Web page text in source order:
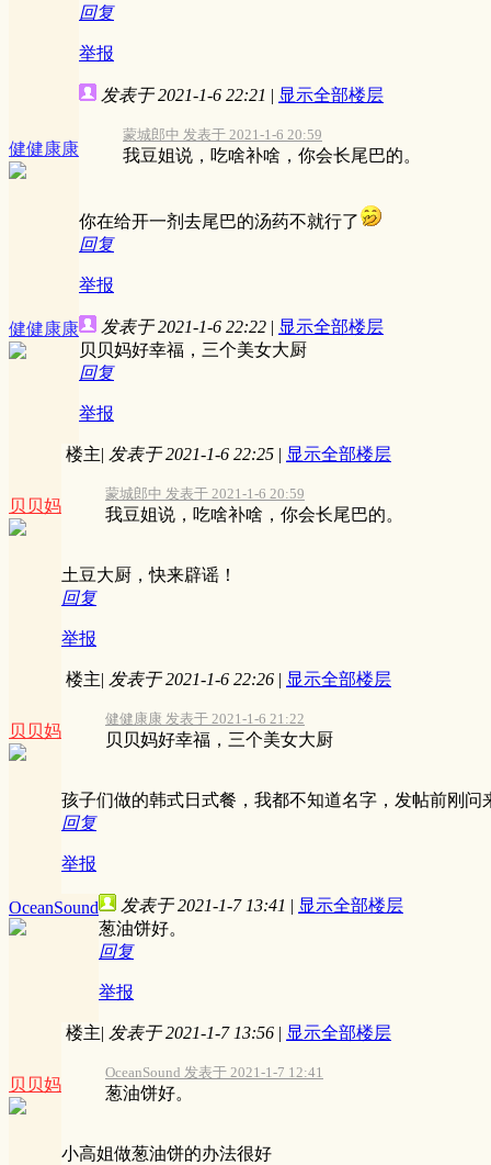
回复
举报
健健康康
发表于 2021-1-6 22:21 | 显示全部楼层
蒙城郎中 发表于 2021-1-6 20:59
我豆姐说，吃啥补啥，你会长尾巴的。
你在给开一剂去尾巴的汤药不就行了
回复
举报
健健康康 发表于 2021-1-6 22:22 | 显示全部楼层
贝贝妈好幸福，三个美女大厨
回复
举报
贝贝妈
楼主| 发表于 2021-1-6 22:25 | 显示全部楼层
蒙城郎中 发表于 2021-1-6 20:59
我豆姐说，吃啥补啥，你会长尾巴的。
土豆大厨，快来辟谣！
回复
举报
贝贝妈
楼主| 发表于 2021-1-6 22:26 | 显示全部楼层
健健康康 发表于 2021-1-6 21:22
贝贝妈好幸福，三个美女大厨
孩子们做的韩式日式餐，我都不知道名字，发帖前刚问
回复
举报
OceanSound 发表于 2021-1-7 13:41 | 显示全部楼层
葱油饼好。
回复
举报
贝贝妈
楼主| 发表于 2021-1-7 13:56 | 显示全部楼层
OceanSound 发表于 2021-1-7 12:41
葱油饼好。
小高姐做葱油饼的办法很好